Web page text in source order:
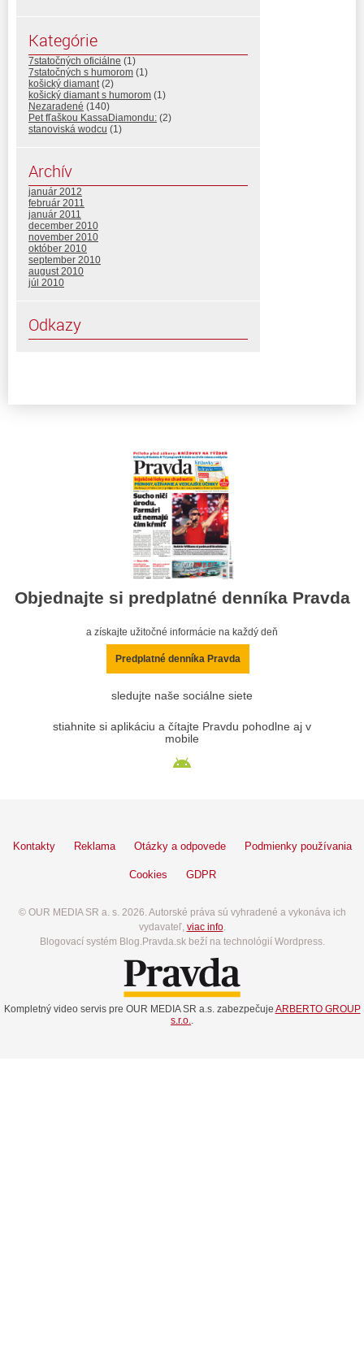
Kategórie
7statočných oficiálne (1)
7statočných s humorom (1)
košický diamant (2)
košický diamant s humorom (1)
Nezaradené (140)
Pet fľaškou KassaDiamondu: (2)
stanoviská wodcu (1)
Archív
január 2012
február 2011
január 2011
december 2010
november 2010
október 2010
september 2010
august 2010
júl 2010
Odkazy
Objednajte si predplatné denníka Pravda
a získajte užitočné informácie na každý deň
Predplatné denníka Pravda
sledujte naše sociálne siete
stiahnite si aplikáciu a čítajte Pravdu pohodlne aj v
mobile
Kontakty Reklama Otázky a odpovede Podmienky používania
Cookies GDPR
© OUR MEDIA SR a. s. 2026. Autorské práva sú vyhradené a vykonáva ich
vydavateľ, viac info.
Blogovací systém Blog.Pravda.sk beží na technológií Wordpress.
Kompletný video servis pre OUR MEDIA SR a.s. zabezpečuje ARBERTO GROUP
s.r.o..